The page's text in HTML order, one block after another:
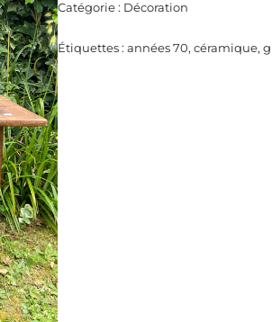
Catégorie : Décoration
Étiquettes :années 70,céramique,